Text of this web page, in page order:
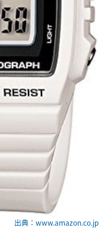
出典：www.amazon.co.jp